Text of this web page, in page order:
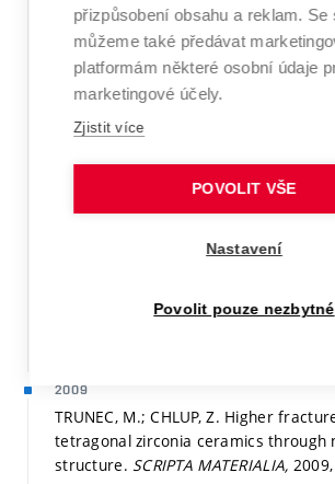
desiccant.Journal of the European
2011, vol. 31, iss. 14,p. 2519-2524.
Článek WoS
Detail
KLIMKE, J.; TRUNEC, M.; KRELL, A.
Tetragonal Yttria-Stabilized Zirconia
of Scattering Caused by
American Ceramic Society,
2011, vol.
ISSN: 0002-7820.
2009
TRUNEC, M.; CHLUP, Z. Higher
tetragonal zirconia ceramics through
structure. SCRIPTA MATERIALIA,
přizpůsobení obsahu a reklam. Se
můžeme také předávat
platformám některé osobní údaje
marketingové účely.
Zjistit více
POVOLIT VŠE
Nastavení
Povolit pouze nezbytné